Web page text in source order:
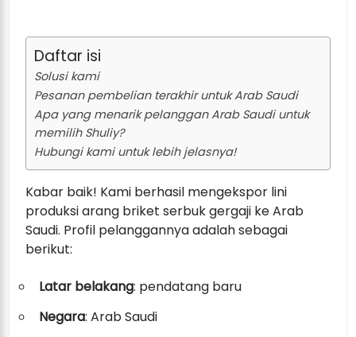
Daftar isi
Solusi kami
Pesanan pembelian terakhir untuk Arab Saudi
Apa yang menarik pelanggan Arab Saudi untuk
memilih Shuliy?
Hubungi kami untuk lebih jelasnya!
Kabar baik! Kami berhasil mengekspor lini
produksi arang briket serbuk gergaji ke Arab
Saudi. Profil pelanggannya adalah sebagai
berikut:
Latar belakang: pendatang baru
Negara: Arab Saudi